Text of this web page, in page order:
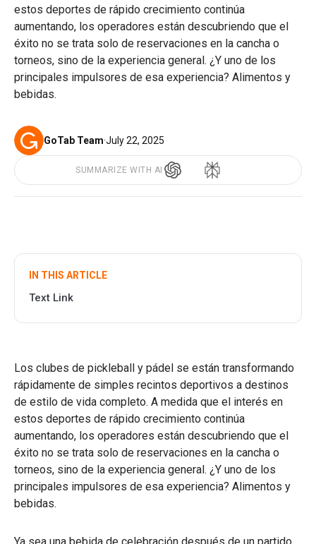
estos deportes de rápido crecimiento continúa
aumentando, los operadores están descubriendo que el
éxito no se trata solo de reservaciones en la cancha o
torneos, sino de la experiencia general. ¿Y uno de los
principales impulsores de esa experiencia? Alimentos y
bebidas.
GoTab Team·July 22, 2025
SUMMARIZE WITH AI
IN THIS ARTICLE
Text Link
Los clubes de pickleball y pádel se están transformando
rápidamente de simples recintos deportivos a destinos
de estilo de vida completo. A medida que el interés en
estos deportes de rápido crecimiento continúa
aumentando, los operadores están descubriendo que el
éxito no se trata solo de reservaciones en la cancha o
torneos, sino de la experiencia general. ¿Y uno de los
principales impulsores de esa experiencia? Alimentos y
bebidas.